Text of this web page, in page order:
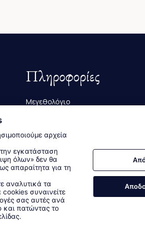
Πληροφορίες
Μεγεθολόγιο
Τρόποι Παραγγελίας & Πληρωμής
κάρτες:
/Login
αρχεία
όλων» δεν θα
απαραίτητα για τη
αναλυτικά τα
συναινείτε
σας αυτές ανά
και πατώντας το